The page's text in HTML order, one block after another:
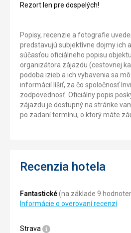
Rezort len pre dospelých!
Popisy, recenzie a fotografie
predstavujú subjektívne dojmy ich
súčasťou oficiálneho popisu
organizátora zájazdu (cestovnej
podoba izieb a ich vybavenia sa
informácií líšiť, za čo spoločnosť
zodpovednosť. Oficiálny popis
zájazdu je dostupný na stránke
po zadaní termínu, o ktorý máte
Recenzia hotela
Fantastické(na základe 9
Informácie o overovaní recenzí
Strava